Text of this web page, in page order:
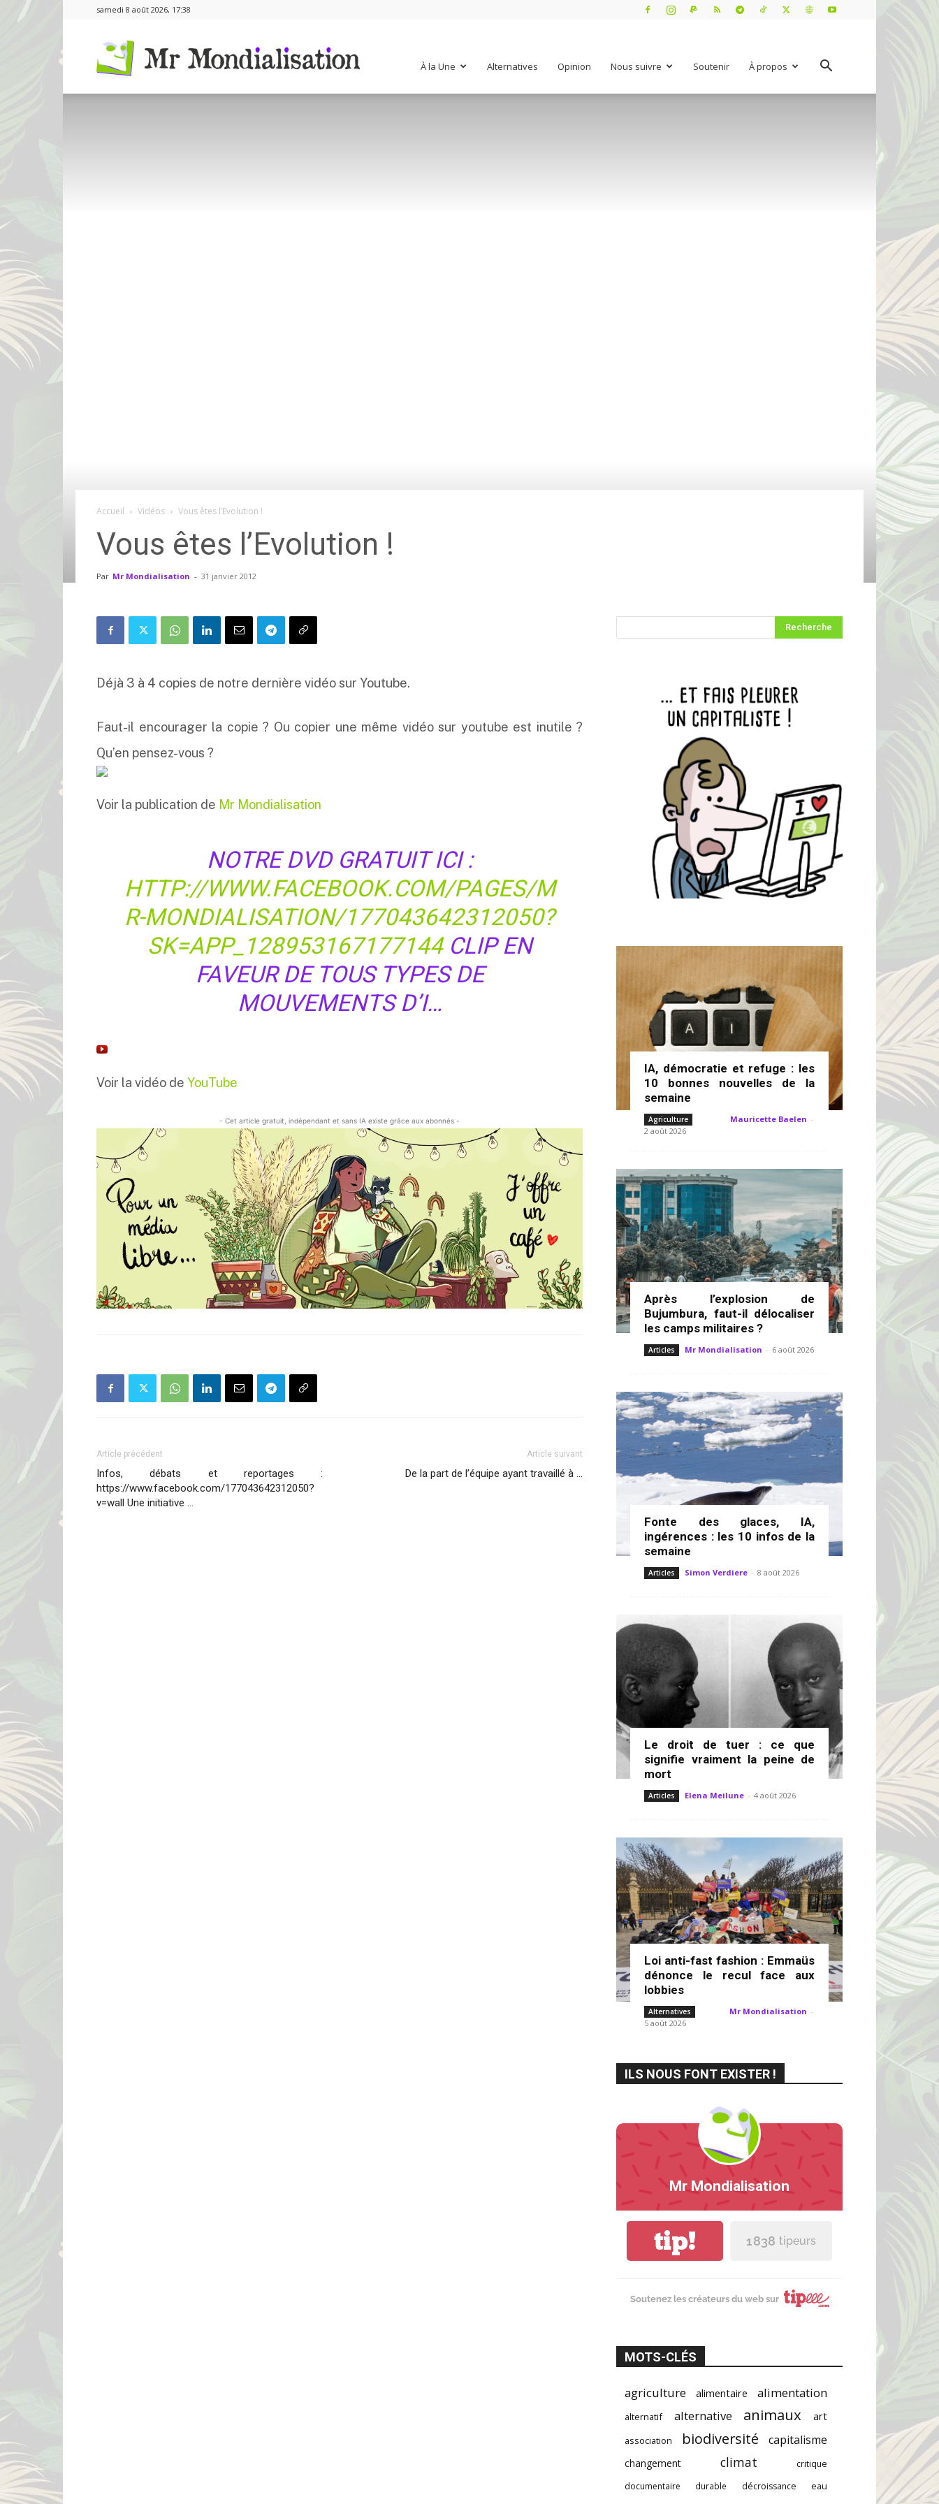
samedi 8 août 2026, 17:38
À la Une Alternatives Opinion Nous suivre Soutenir À propos
Accueil Vidéos Vous êtes l’Evolution !
Vous êtes l’Evolution !
Par Mr Mondialisation - 31 janvier 2012
Déjà 3 à 4 copies de notre dernière vidéo sur Youtube.
Faut-il encourager la copie ? Ou copier une même vidéo sur youtube est inutile ?
Qu’en pensez-vous ?
Voir la publication de Mr Mondialisation
NOTRE DVD GRATUIT ICI :
HTTP://WWW.FACEBOOK.COM/PAGES/M
R-MONDIALISATION/177043642312050?
SK=APP_128953167177144CLIP EN
FAVEUR DE TOUS TYPES DE
MOUVEMENTS D’I…
Voir la vidéo de YouTube
- Cet article gratuit, indépendant et sans IA existe grâce aux abonnés -
Article précédent
Infos, débats et reportages :
https://www.facebook.com/177043642312050?
v=wall Une initiative …
Article suivant
De la part de l’équipe ayant travaillé à …
IA, démocratie et refuge : les
10 bonnes nouvelles de la
semaine
Agriculture Mauricette Baelen -
2 août 2026
Après l’explosion de
Bujumbura, faut-il délocaliser
les camps militaires ?
Articles Mr Mondialisation - 6 août 2026
Fonte des glaces, IA,
ingérences : les 10 infos de la
semaine
Articles Simon Verdiere - 8 août 2026
Le droit de tuer : ce que
signifie vraiment la peine de
mort
Articles Elena Meilune - 4 août 2026
Loi anti-fast fashion : Emmaüs
dénonce le recul face aux
lobbies
Alternatives Mr Mondialisation -
5 août 2026
ILS NOUS FONT EXISTER !
Mr Mondialisation
tip! 1 838 tipeurs
Soutenez les créateurs du web sur
MOTS-CLÉS
agriculture alimentaire alimentation
alternatif alternative animaux art
association biodiversité capitalisme
changement climat
critique
documentaire
durable décroissance eau